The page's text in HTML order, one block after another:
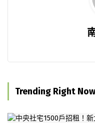
Trending Right